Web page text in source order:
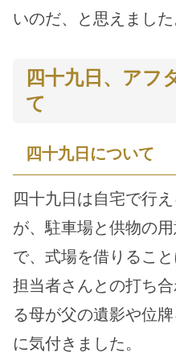
いのだ、と思えました
四十九日、アフ
て
四十九日について
四十九日は自宅で行
が、駐車場と供物の
で、式場を借りること
担当者さんとの打ち
る母が父の遺影や位
に気付きました。